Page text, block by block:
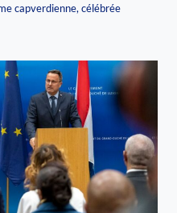
capverdienne, célébrée